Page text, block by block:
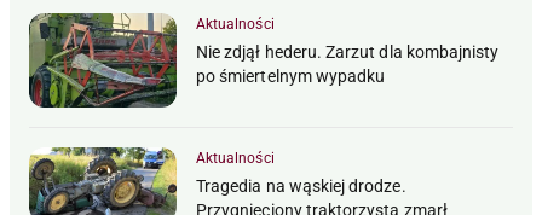
Aktualności
Nie zdjął hederu. Zarzut dla kombajnisty
po śmiertelnym wypadku
Aktualności
Tragedia na wąskiej drodze.
Przygnieciony traktorzysta zmarł